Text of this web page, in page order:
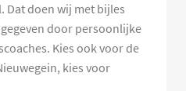
Dat doen wij met bijles
door persoonlijke
Kies ook voor de
kies voor